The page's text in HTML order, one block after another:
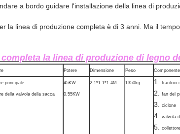
a bordo guidare l'installazione della linea di
la linea di produzione completa è di 3 anni. Ma il
la linea di produzione di legno
Potere Dimensione Peso
principale
della valvola della sacca
45KW
0.55KW
2.1*1.1*1.4M 1350kg 1. frantoio
2. fan del
3. ciclone
4. valvola
5.